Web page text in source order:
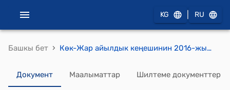
KG RU
Башкы бет › Көк-Жар айылдык кеңешинин 2016-жылдын 22-февралындагы № 32-2 "Көк-Жар айыл өкмөтүнүн 2016-жылга карата бюджетин жана 2017-2018-жылдарга карата бюджеттин долбоорун бекитүү жөнүндө" токтому
Документ Маалыматтар Шилтеме документтер